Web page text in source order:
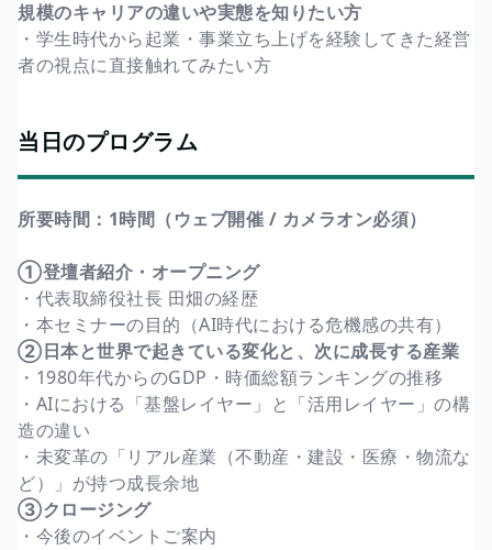
規模のキャリアの違いや実態を知りたい方
・学生時代から起業・事業立ち上げを経験してきた経営
者の視点に直接触れてみたい方
当日のプログラム
所要時間：1時間（ウェブ開催 / カメラオン必須）
①登壇者紹介・オープニング
・代表取締役社長 田畑の経歴
・本セミナーの目的（AI時代における危機感の共有）
②日本と世界で起きている変化と、次に成長する産業
・1980年代からのGDP・時価総額ランキングの推移
・AIにおける「基盤レイヤー」と「活用レイヤー」の構
造の違い
・未変革の「リアル産業（不動産・建設・医療・物流な
ど）」が持つ成長余地
③クロージング
・今後のイベントご案内